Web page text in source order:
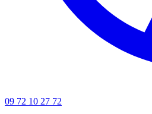
09 72 10 27 72